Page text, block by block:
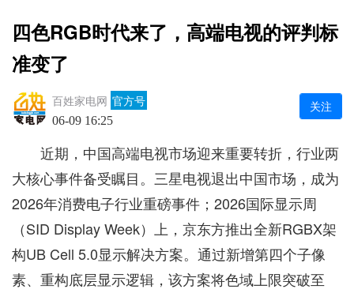
四色RGB时代来了，高端电视的评判标
准变了
百姓家电网 官方号
06-09 16:25
关注
近期，中国高端电视市场迎来重要转折，行业两
大核心事件备受瞩目。三星电视退出中国市场，成为
2026年消费电子行业重磅事件；2026国际显示周
（SID Display Week）上，京东方推出全新RGBX架
构UB Cell 5.0显示解决方案。通过新增第四个子像
素、重构底层显示逻辑，该方案将色域上限突破至